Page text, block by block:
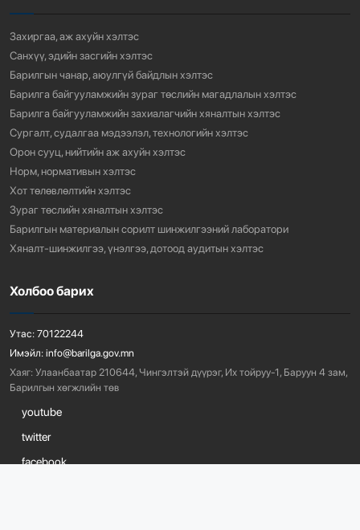
Захиргаа, аж ахуйн хэлтэс
Санхүү, эдийн засгийн хэлтэс
Барилгын чанар, аюулгүй байдлын хэлтэс
Барилга байгууламжийн зураг төслийн магадлалын хэлтэс
Барилга байгууламжийн захиалагчийн хяналтын хэлтэс
Сургалт, судалгаа мэдээлэл, технологийн хэлтэс
Орон сууц, нийтийн аж ахуйн хэлтэс
Норм, нормативын хэлтэс
Хот төлөвлөлтийн хэлтэс
Зураг төслийн хяналтын хэлтэс
Барилгын материалын сорилт шинжилгээний лаборатори
Хяналт-шинжилгээ, үнэлгээ, дотоод аудитын хэлтэс
Холбоо барих
Утас: 70122244
Имэйл: info@barilga.gov.mn
Хаяг: Улаанбаатар 210644, Чингэлтэй дүүрэг, Их тойруу-1, Баруун 4 зам,
Барилгын хөгжлийн төв
youtube
twitter
facebook